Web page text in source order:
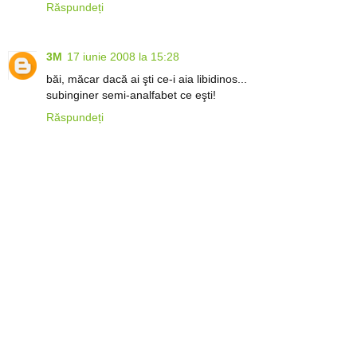
Răspundeți
3M 17 iunie 2008 la 15:28
băi, măcar dacă ai şti ce-i aia libidinos...
subinginer semi-analfabet ce eşti!
Răspundeți